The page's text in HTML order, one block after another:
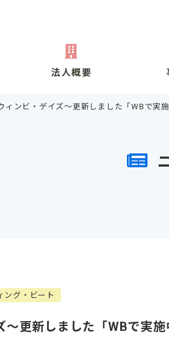
法人概要
ィンビ・デイズ～更新しました「WBで実
ング・ビート
更新しました「WBで実施